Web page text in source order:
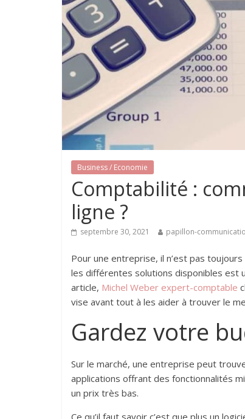
Business / Economie
Comptabilité :
ligne ?
septembre 30, 2021 papillon-
Pour une entreprise, il n’est pas
les différentes solutions disponibles est
article, Michel Weber expert-comptable
vise avant tout à les aider à trouver le
Gardez votre
Sur le marché, une entreprise peut
applications offrant des fonctionnalités
un prix très bas.
Ce qu’il faut savoir c’est que plus un